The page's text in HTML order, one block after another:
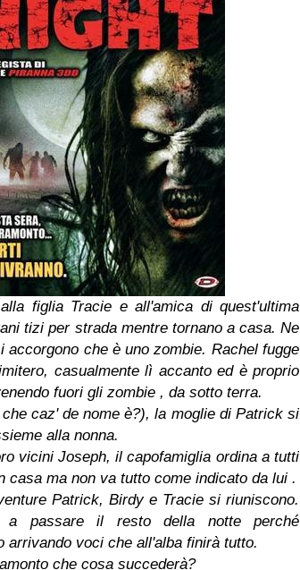
figlia Tracie e all'amica di quest'ultima
tizi per strada mentre tornano a casa. Ne
accorgono che è uno zombie. Rachel fugge
casualmente lì accanto ed è proprio
fuori gli zombie , da sotto terra.
caz' de nome è?), la moglie di Patrick si
alla nonna.
vicini Joseph, il capofamiglia ordina a tutti
casa ma non va tutto come indicato da lui .
Patrick, Birdy e Tracie si riuniscono.
a passare il resto della notte perché
arrivando voci che all'alba finirà tutto.
che cosa succederà?